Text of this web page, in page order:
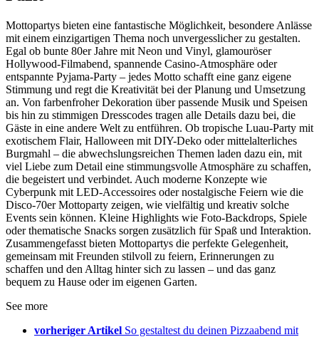
Mottopartys bieten eine fantastische Möglichkeit, besondere Anlässe
mit einem einzigartigen Thema noch unvergesslicher zu gestalten.
Egal ob bunte 80er Jahre mit Neon und Vinyl, glamouröser
Hollywood-Filmabend, spannende Casino-Atmosphäre oder
entspannte Pyjama-Party – jedes Motto schafft eine ganz eigene
Stimmung und regt die Kreativität bei der Planung und Umsetzung
an. Von farbenfroher Dekoration über passende Musik und Speisen
bis hin zu stimmigen Dresscodes tragen alle Details dazu bei, die
Gäste in eine andere Welt zu entführen. Ob tropische Luau-Party mit
exotischem Flair, Halloween mit DIY-Deko oder mittelalterliches
Burgmahl – die abwechslungsreichen Themen laden dazu ein, mit
viel Liebe zum Detail eine stimmungsvolle Atmosphäre zu schaffen,
die begeistert und verbindet. Auch moderne Konzepte wie
Cyberpunk mit LED-Accessoires oder nostalgische Feiern wie die
Disco-70er Mottoparty zeigen, wie vielfältig und kreativ solche
Events sein können. Kleine Highlights wie Foto-Backdrops, Spiele
oder thematische Snacks sorgen zusätzlich für Spaß und Interaktion.
Zusammengefasst bieten Mottopartys die perfekte Gelegenheit,
gemeinsam mit Freunden stilvoll zu feiern, Erinnerungen zu
schaffen und den Alltag hinter sich zu lassen – und das ganz
bequem zu Hause oder im eigenen Garten.
See more
vorheriger Artikel So gestaltest du deinen Pizzaabend mit